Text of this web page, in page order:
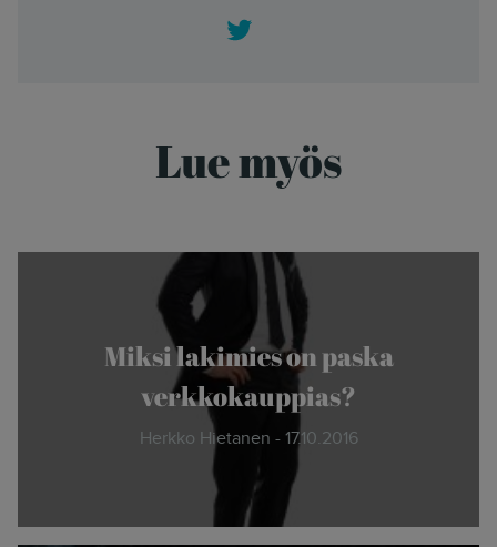
Lue myös
Miksi lakimies on paska
verkkokauppias?
Herkko Hietanen - 17.10.2016